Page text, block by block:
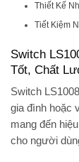
Thiết Kế
Tiết Kiệm
Switch
Tốt, Chất
Switch
gia đình hoặc
mang đến
cho người